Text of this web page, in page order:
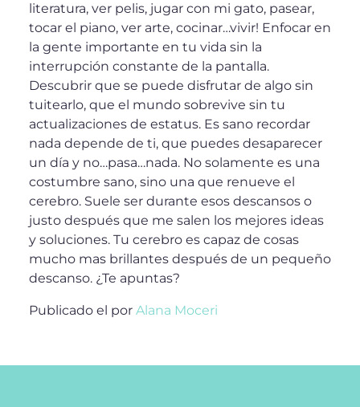
literatura, ver pelis, jugar con mi gato, pasear,
tocar el piano, ver arte, cocinar…vivir! Enfocar en
la gente importante en tu vida sin la
interrupción constante de la pantalla.
Descubrir que se puede disfrutar de algo sin
tuitearlo, que el mundo sobrevive sin tu
actualizaciones de estatus. Es sano recordar
nada depende de ti, que puedes desaparecer
un día y no…pasa…nada. No solamente es una
costumbre sano, sino una que renueve el
cerebro. Suele ser durante esos descansos o
justo después que me salen los mejores ideas
y soluciones. Tu cerebro es capaz de cosas
mucho mas brillantes después de un pequeño
descanso. ¿Te apuntas?
Publicado el por Alana Moceri